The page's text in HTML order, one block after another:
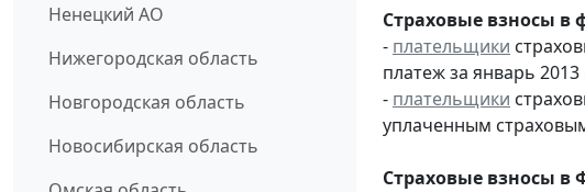
Ненецкий АО
Нижегородская область
Новгородская область
Новосибирская область
Страховые взносы в
- плательщики
платеж за январь 2013
- плательщики
уплаченным
Страховые взносы в